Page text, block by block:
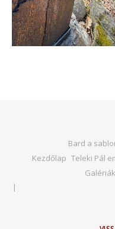
Bard a
Kezdőlap Teleki Pál
Galériák